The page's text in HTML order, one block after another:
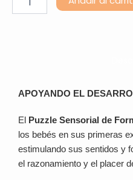
APOYANDO EL
El Puzzle Sensorial de
los bebés en sus primeras
estimulando sus sentidos y
el razonamiento y el placer